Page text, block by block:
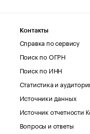
Контакты
Справка по сервису
Поиск по ОГРН
Поиск по ИНН
Статистика и
Источники данных
Источник отчетности
Вопросы и ответы